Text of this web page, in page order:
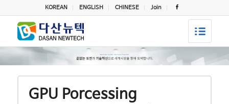
KOREAN ENGLISH CHINESE Join
GPU Porcessing